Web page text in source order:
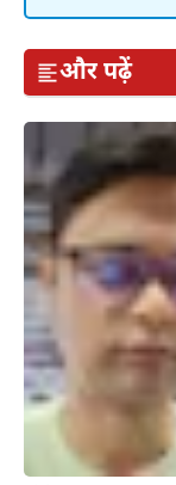
और पढ़ें